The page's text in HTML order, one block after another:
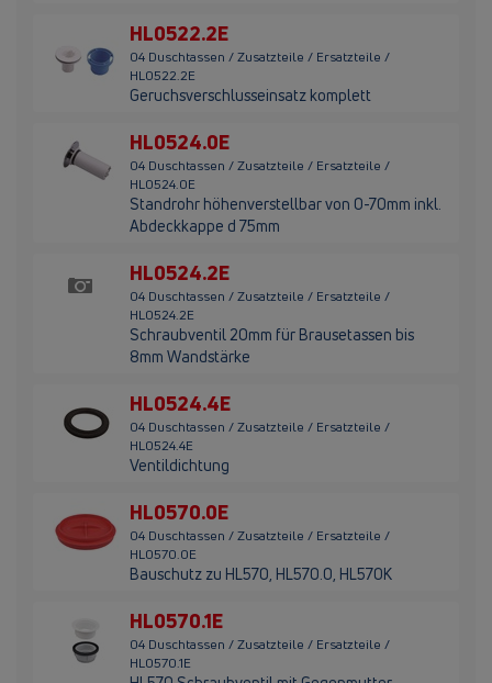
HL0522.2E
04 Duschtassen / Zusatzteile / Ersatzteile /
HL0522.2E
Geruchsverschlusseinsatz komplett
HL0524.0E
04 Duschtassen / Zusatzteile / Ersatzteile /
HL0524.0E
Standrohr höhenverstellbar von 0-70mm inkl.
Abdeckkappe d 75mm
HL0524.2E
04 Duschtassen / Zusatzteile / Ersatzteile /
HL0524.2E
Schraubventil 20mm für Brausetassen bis
8mm Wandstärke
HL0524.4E
04 Duschtassen / Zusatzteile / Ersatzteile /
HL0524.4E
Ventildichtung
HL0570.0E
04 Duschtassen / Zusatzteile / Ersatzteile /
HL0570.0E
Bauschutz zu HL570, HL570.0, HL570K
HL0570.1E
04 Duschtassen / Zusatzteile / Ersatzteile /
HL0570.1E